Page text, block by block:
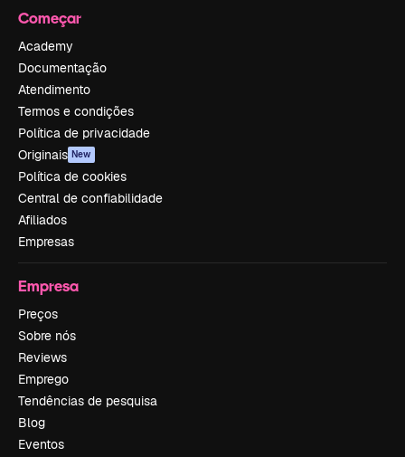
Começar
Academy
Documentação
Atendimento
Termos e condições
Política de privacidade
Originais New
Política de cookies
Central de confiabilidade
Afiliados
Empresas
Empresa
Preços
Sobre nós
Reviews
Emprego
Tendências de pesquisa
Blog
Eventos